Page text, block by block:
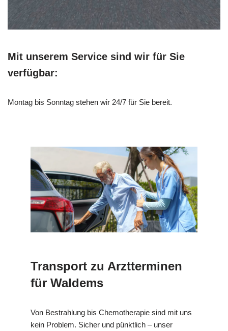
Mit unserem Service sind wir für Sie
verfügbar:
Montag bis Sonntag stehen wir 24/7 für Sie bereit.
Transport zu Arztterminen
für Waldems
Von Bestrahlung bis Chemotherapie sind mit uns
kein Problem. Sicher und pünktlich – unser